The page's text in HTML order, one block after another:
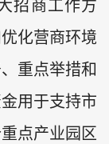
招商工作方
化营商环境
重点举措和
用于支持市
点产业园区